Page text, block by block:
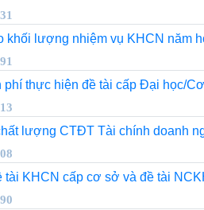
khối lượng nhiệm vụ KHCN năm
phí thực hiện đề tài cấp Đại học/
lượng CTĐT Tài chính doanh
tài KHCN cấp cơ sở và đề tài